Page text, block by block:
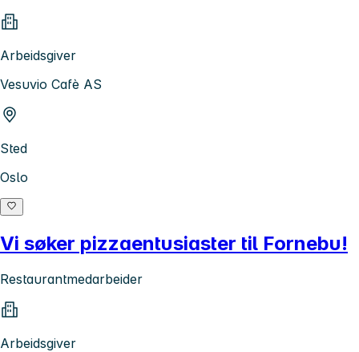
Arbeidsgiver
Vesuvio Cafè AS
Sted
Oslo
Vi søker pizzaentusiaster til Fornebu!
Restaurantmedarbeider
Arbeidsgiver